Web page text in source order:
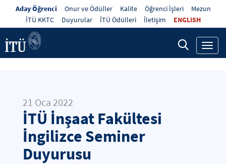
Aday Öğrenci Onur ve Ödüller Kalite Öğrenci İşleri
Mezun
İTÜ KKTC
Duyurular İTÜ Ödülleri İletişim ENGLISH
21 Oca 2022
İTÜ İnşaat Fakültesi
İngilizce Seminer
Duyurusu